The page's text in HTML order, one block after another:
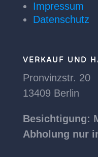
Impressum
Datenschutz
VERKAUF UND
Pronvinzstr. 20
13409 Berlin
Besichtigung:
Abholung nur